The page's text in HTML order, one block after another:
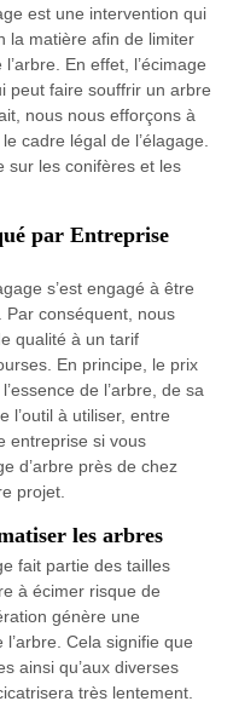
est une intervention qui
la matière afin de limiter
En effet, l’écimage
peut faire souffrir un arbre
nous nous efforçons à
cadre légal de l’élagage.
sur les conifères et les
par Entreprise
s’est engagé à être
Par conséquent, nous
qualité à un tarif
En principe, le prix
de l’arbre, de sa
l’outil à utiliser, entre
entreprise si vous
d’arbre près de chez
projet.
les arbres
fait partie des tailles
à écimer risque de
génère une
Cela signifie que
ainsi qu’aux diverses
très lentement.